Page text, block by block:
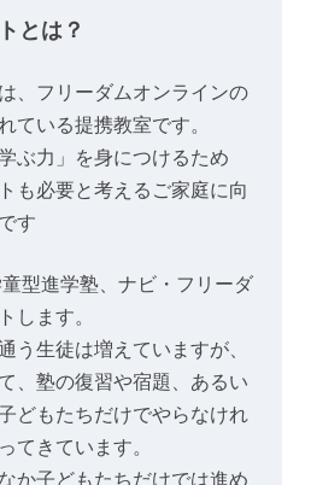
とは？
、フリーダムオンラインの
ている提携教室です。
ぶ力」を身につけるため
も必要と考えるご家庭に向
す
型進学塾、ナビ・フリーダ
します。
う生徒は増えていますが、
、塾の復習や宿題、あるい
どもたちだけでやらなけれ
てきています。
子どもたちだけでは進め